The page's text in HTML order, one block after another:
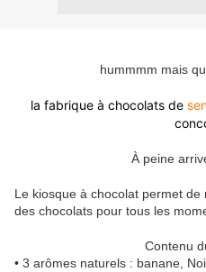
hummmm mais
la fabrique à chocolats de
À peine
Le kiosque à chocolat permet
des chocolats pour tous les
Contenu
• 3 arômes naturels : banane,